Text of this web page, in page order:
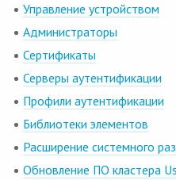
Управление устройством
Администраторы
Сертификаты
Серверы аутентификации
Профили аутентификации
Библиотеки элементов
Расширение системного
Обновление ПО кластера